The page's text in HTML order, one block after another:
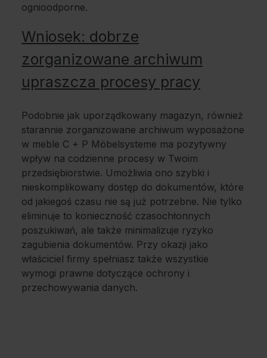
ognioodporne.
Wniosek: dobrze
zorganizowane archiwum
upraszcza procesy pracy
Podobnie jak uporządkowany magazyn, również
starannie zorganizowane archiwum wyposażone
w meble C + P Möbelsysteme ma pozytywny
wpływ na codzienne procesy w Twoim
przedsiębiorstwie. Umożliwia ono szybki i
nieskomplikowany dostęp do dokumentów, które
od jakiegoś czasu nie są już potrzebne. Nie tylko
eliminuje to konieczność czasochłonnych
poszukiwań, ale także minimalizuje ryzyko
zagubienia dokumentów. Przy okazji jako
właściciel firmy spełniasz także wszystkie
wymogi prawne dotyczące ochrony i
przechowywania danych.